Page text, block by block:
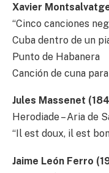
Xavier
“Cinco canciones
Cuba dentro de un
Punto de Habanera
Canción de cuna
Jules Massenet
Herodiade – Aria de
“Il est doux, il est
Jaime León Ferro